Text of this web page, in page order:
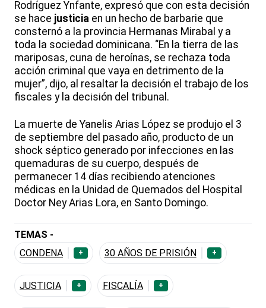
Rodríguez Ynfante, expresó que con esta decisión
se hace justicia en un hecho de barbarie que
consternó a la provincia Hermanas Mirabal y a
toda la sociedad dominicana. “En la tierra de las
mariposas, cuna de heroínas, se rechaza toda
acción criminal que vaya en detrimento de la
mujer”, dijo, al resaltar la decisión el trabajo de los
fiscales y la decisión del tribunal.
La muerte de Yanelis Arias López se produjo el 3
de septiembre del pasado año, producto de un
shock séptico generado por infecciones en las
quemaduras de su cuerpo, después de
permanecer 14 días recibiendo atenciones
médicas en la Unidad de Quemados del Hospital
Doctor Ney Arias Lora, en Santo Domingo.
TEMAS -
CONDENA
+ 30 AÑOS DE PRISIÓN +
JUSTICIA + FISCALÍA +